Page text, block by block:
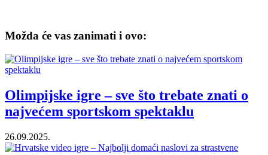
Možda će vas zanimati i ovo:
Olimpijske igre – sve što trebate znati o
najvećem sportskom spektaklu
26.09.2025.